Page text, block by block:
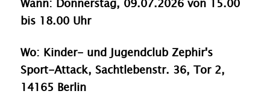
Wann: Donnerstag, 09.07.2026 von 15.00
bis 18.00 Uhr
Wo: Kinder- und Jugendclub Zephir's
Sport-Attack, Sachtlebenstr. 36, Tor 2,
14165 Berlin